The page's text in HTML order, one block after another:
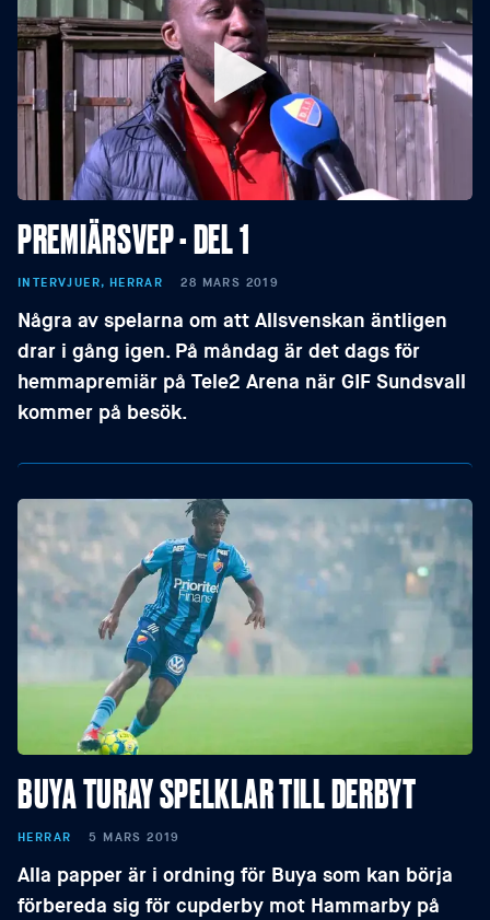
PREMIÄRSVEP - DEL 1
INTERVJUER, HERRAR 28 MARS 2019
Några av spelarna om att Allsvenskan äntligen
drar i gång igen. På måndag är det dags för
hemmapremiär på Tele2 Arena när GIF Sundsvall
kommer på besök.
BUYA TURAY SPELKLAR TILL DERBYT
HERRAR 5 MARS 2019
Alla papper är i ordning för Buya som kan börja
förbereda sig för cupderby mot Hammarby på